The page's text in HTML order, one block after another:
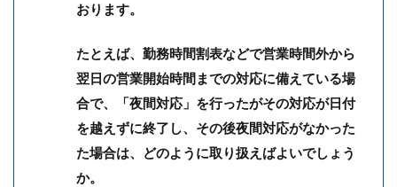
おります。
たとえば、勤務時間割表などで営業時間外から
翌日の営業開始時間までの対応に備えている場
合で、「夜間対応」を行ったがその対応が日付
を越えずに終了し、その後夜間対応がなかった
た場合は、どのように取り扱えばよいでしょう
か。